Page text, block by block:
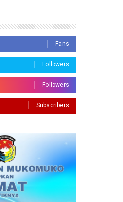
Fans
Followers
Followers
Subscribers